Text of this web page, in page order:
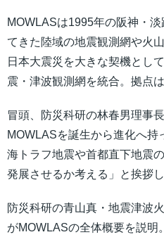
MOWLASは1995年の阪神・
てきた陸域の地震観測網や火
日本大震災を大きな契機とし
震・津波観測網を統合。拠点
冒頭、防災科研の林春男理事
MOWLASを誕生から進化へ
海トラフ地震や首都直下地震
発展させるか考える」と挨拶し
防災科研の青山真・地震津波
がMOWLASの全体概要を説明